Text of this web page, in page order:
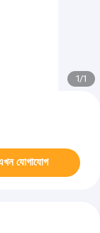
1/1
যোগাযোগ